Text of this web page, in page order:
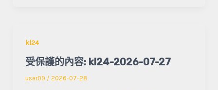
kl24
受保護的內容: kl24-2026-07-27
user09 / 2026-07-28